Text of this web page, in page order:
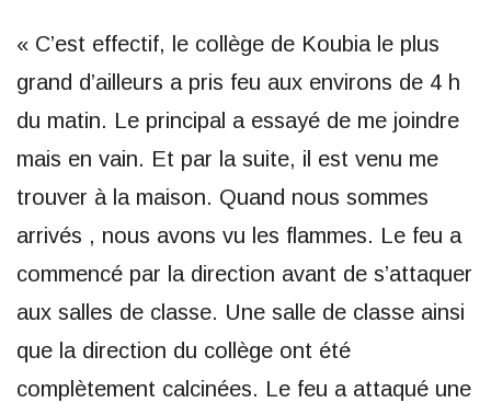
« C’est effectif, le collège de Koubia le plus
grand d’ailleurs a pris feu aux environs de 4 h
du matin. Le principal a essayé de me joindre
mais en vain. Et par la suite, il est venu me
trouver à la maison. Quand nous sommes
arrivés , nous avons vu les flammes. Le feu a
commencé par la direction avant de s’attaquer
aux salles de classe. Une salle de classe ainsi
que la direction du collège ont été
complètement calcinées. Le feu a attaqué une